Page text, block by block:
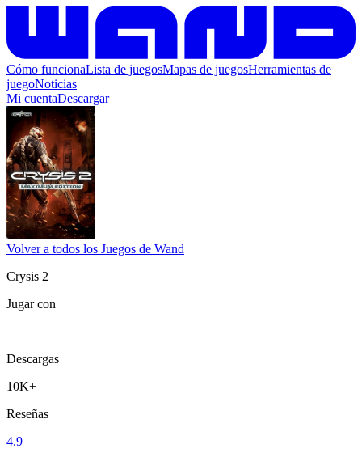
Cómo funcionaLista de juegosMapas de juegosHerramientas de
juegoNoticias
Mi cuentaDescargar
Volver a todos los Juegos de Wand
Crysis 2
Jugar con
Descargas
10K+
Reseñas
4.9